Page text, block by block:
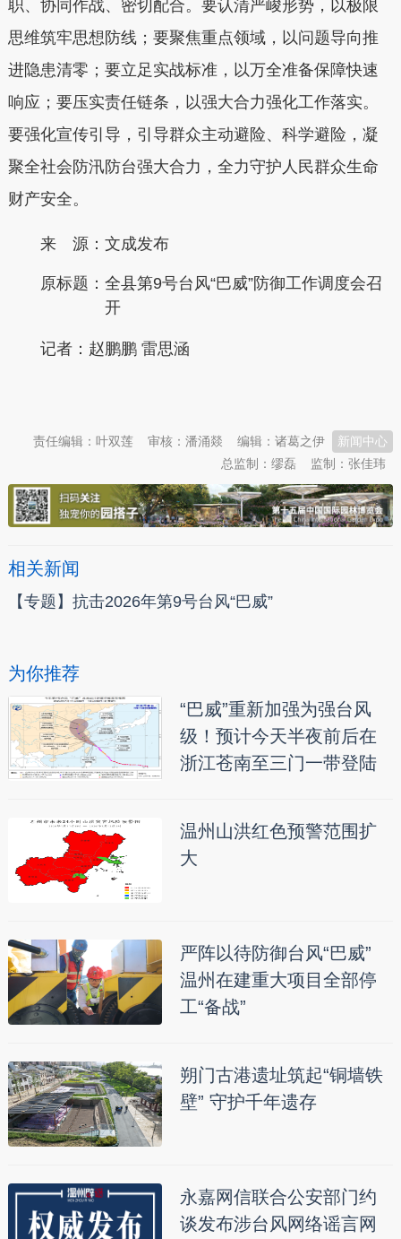
职、协同作战、密切配合。要认清严峻形势，以极限
思维筑牢思想防线；要聚焦重点领域，以问题导向推
进隐患清零；要立足实战标准，以万全准备保障快速
响应；要压实责任链条，以强大合力强化工作落实。
要强化宣传引导，引导群众主动避险、科学避险，凝
聚全社会防汛防台强大合力，全力守护人民群众生命
财产安全。
来 源：文成发布
原标题： 全县第9号台风“巴威”防御工作调度会召
开
记者：赵鹏鹏 雷思涵
新闻中心
编辑：诸葛之伊
审核：潘涌燚
责任编辑：叶双莲
监制：张佳玮
总监制：缪磊
相关新闻
【专题】抗击2026年第9号台风“巴威”
为你推荐
“巴威”重新加强为强台风
级！预计今天半夜前后在
浙江苍南至三门一带登陆
温州山洪红色预警范围扩
大
严阵以待防御台风“巴威”
温州在建重大项目全部停
工“备战”
朔门古港遗址筑起“铜墙铁
壁” 守护千年遗存
永嘉网信联合公安部门约
谈发布涉台风网络谣言网